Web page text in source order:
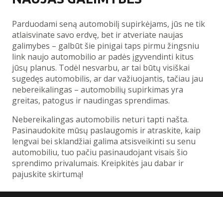
Parduodami seną automobilį supirkėjams, jūs ne tik
atlaisvinate savo erdvę, bet ir atveriate naujas
galimybes – galbūt šie pinigai taps pirmu žingsniu
link naujo automobilio ar padės įgyvendinti kitus
jūsų planus. Todėl nesvarbu, ar tai būtų visiškai
sugedęs automobilis, ar dar važiuojantis, tačiau jau
nebereikalingas – automobilių supirkimas yra
greitas, patogus ir naudingas sprendimas.
Nebereikalingas automobilis neturi tapti našta.
Pasinaudokite mūsų paslaugomis ir atraskite, kaip
lengvai bei sklandžiai galima atsisveikinti su senu
automobiliu, tuo pačiu pasinaudojant visais šio
sprendimo privalumais. Kreipkitės jau dabar ir
pajuskite skirtumą!